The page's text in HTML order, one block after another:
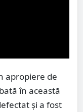
apropiere de
în această
și a fost